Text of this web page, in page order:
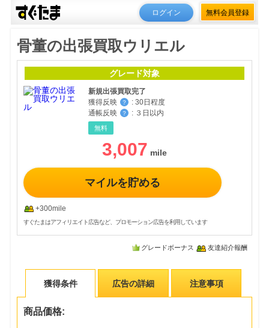
ログイン 無料会員登録
骨董の出張買取ウリエル
グレード対象
新規出張買取完了
獲得反映
？ : 30日程度
通帳反映
？ : ３日以内
無料
3,007
マイルを貯める
+300mile
すぐたまはアフィリエイト広告など、プロモーション広告を利用しています
グレードボーナス 友達紹介報酬
獲得条件 広告の詳細 注意事項
商品価格: